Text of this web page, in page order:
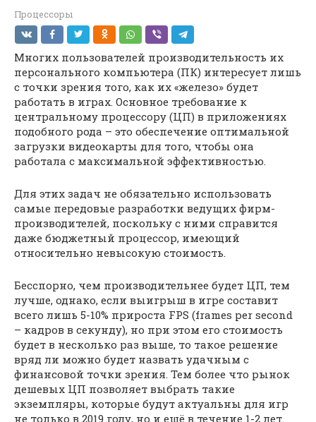
Процессоры
Многих пользователей производительность их
персонального компьютера (ПК) интересует лишь
с точки зрения того, как их «железо» будет
работать в играх. Основное требование к
центральному процессору (ЦП) в приложениях
подобного рода – это обеспечение оптимальной
загрузки видеокарты для того, чтобы она
работала с максимальной эффективностью.
Для этих задач не обязательно использовать
самые передовые разработки ведущих фирм-
производителей, поскольку с ними справится
даже бюджетный процессор, имеющий
относительно невысокую стоимость.
Бесспорно, чем производительнее будет ЦП, тем
лучше, однако, если выигрыш в игре составит
всего лишь 5-10% прироста FPS (frames per second
– кадров в секунду), но при этом его стоимость
будет в несколько раз выше, то такое решение
вряд ли можно будет назвать удачным с
финансовой точки зрения. Тем более что рынок
дешевых ЦП позволяет выбрать такие
экземпляры, которые будут актуальны для игр
не только в 2019 году, но и ещё в течение 1-2 лет.